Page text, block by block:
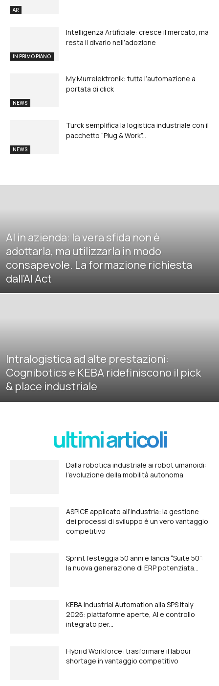
AR
IN PRIMO PIANO
Intelligenza Artificiale: cresce il mercato, ma
resta il divario nell’adozione
NEWS
My Murrelektronik: tutta l’automazione a
portata di click
NEWS
Turck semplifica la logistica industriale con il
pacchetto “Plug & Work”...
AI in azienda: la vera sfida non è
adottarla, ma utilizzarla in modo
consapevole. La formazione richiesta
dall’AI Act
Intralogistica ad alte prestazioni:
Cognibotics e KEBA ridefiniscono il pick
& place industriale
ultimi articoli
Dalla robotica industriale ai robot umanoidi:
l’evoluzione della mobilità autonoma
ASPICE applicato all’industria: la gestione
dei processi di sviluppo è un vero vantaggio
competitivo
Sprint festeggia 50 anni e lancia “Suite 50”:
la nuova generazione di ERP potenziata...
KEBA Industrial Automation alla SPS Italy
2026: piattaforme aperte, AI e controllo
integrato per...
Hybrid Workforce: trasformare il labour
shortage in vantaggio competitivo